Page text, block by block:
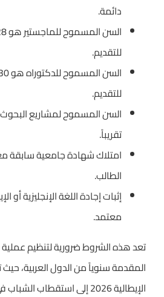
دائمة.
للتقديم.
للتقديم.
تقريباً.
امتلاك شهادة جامعية سابقة
الطالب.
معتمد.
تعد هذه الشروط ضرورية لتنظيم عملية
المقدمة سنوياً من الدول العربية،
الإيطالية 2026 إلى